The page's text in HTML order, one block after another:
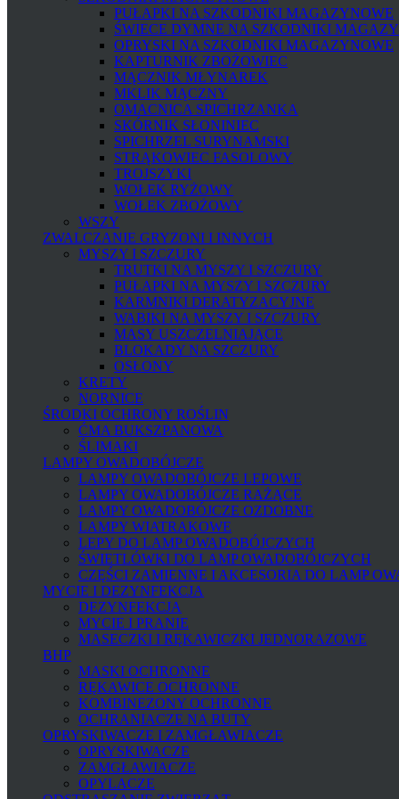
PUŁAPKI NA SZKODNIKI MAGAZYNOWE
ŚWIECE DYMNE NA SZKODNIKI
OPRYSKI NA SZKODNIKI MAGAZYNOWE
KAPTURNIK ZBOŻOWIEC
MĄCZNIK MŁYNAREK
MKLIK MĄCZNY
OMACNICA SPICHRZANKA
SKÓRNIK SŁONINIEC
SPICHRZEL SURYNAMSKI
STRĄKOWIEC FASOLOWY
TROJSZYKI
WOŁEK RYŻOWY
WOŁEK ZBOŻOWY
WSZY
ZWALCZANIE GRYZONI I INNYCH
MYSZY I SZCZURY
TRUTKI NA MYSZY I SZCZURY
PUŁAPKI NA MYSZY I SZCZURY
KARMNIKI DERATYZACYJNE
WABIKI NA MYSZY I SZCZURY
MASY USZCZELNIAJĄCE
BLOKADY NA SZCZURY
OSŁONY
KRETY
NORNICE
ŚRODKI OCHRONY ROŚLIN
ĆMA BUKSZPANOWA
ŚLIMAKI
LAMPY OWADOBÓJCZE
LAMPY OWADOBÓJCZE LEPOWE
LAMPY OWADOBÓJCZE RAŻĄCE
LAMPY OWADOBÓJCZE OZDOBNE
LAMPY WIATRAKOWE
LEPY DO LAMP OWADOBÓJCZYCH
ŚWIETLÓWKI DO LAMP OWADOBÓJCZYCH
CZĘŚCI ZAMIENNE I AKCESORIA DO LAMP
MYCIE I DEZYNFEKCJA
DEZYNFEKCJA
MYCIE I PRANIE
MASECZKI I RĘKAWICZKI JEDNORAZOWE
BHP
MASKI OCHRONNE
RĘKAWICE OCHRONNE
KOMBINEZONY OCHRONNE
OCHRANIACZE NA BUTY
OPRYSKIWACZE I ZAMGŁAWIACZE
OPRYSKIWACZE
ZAMGŁAWIACZE
OPYLACZE